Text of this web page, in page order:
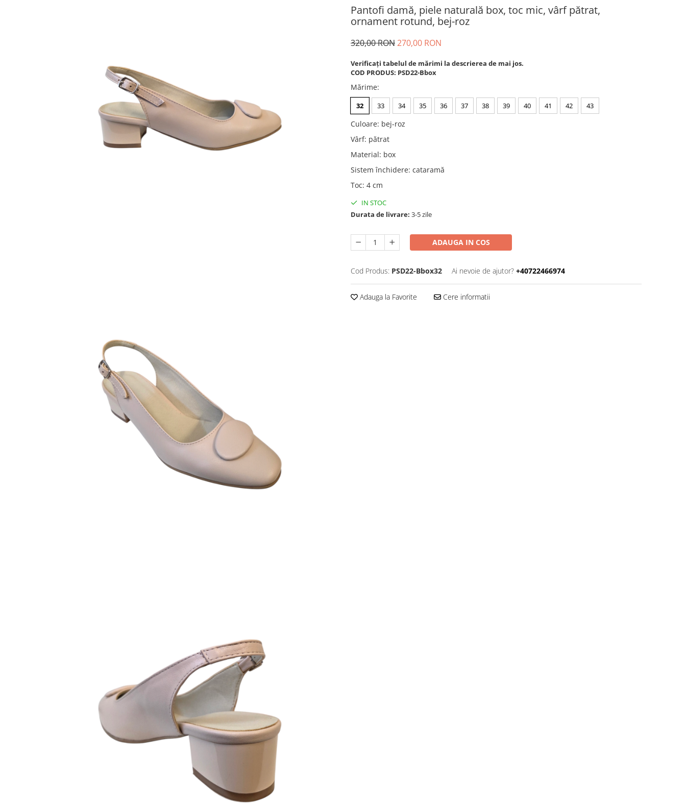
Pantofi damă, piele naturală box, toc mic, vârf pătrat,
ornament rotund, bej-roz
320,00 RON270,00 RON
Verificați tabelul de mărimi la descrierea de mai jos.
COD PRODUS: PSD22-Bbox
Mărime:
32 33 34 35 36 37 38 39 40 41 42 43
Culoare: bej-roz
Vârf: pătrat
Material: box
Sistem închidere: cataramă
Toc: 4 cm
IN STOC
Durata de livrare: 3-5 zile
ADAUGA IN COS
Cod Produs: PSD22-Bbox32 Ai nevoie de ajutor? +40722466974
Adauga la Favorite Cere informatii